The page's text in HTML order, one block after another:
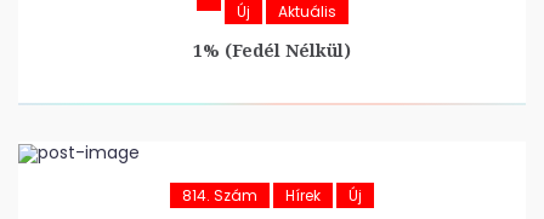
Új Aktuális
1% (Fedél Nélkül)
814. Szám Hírek Új